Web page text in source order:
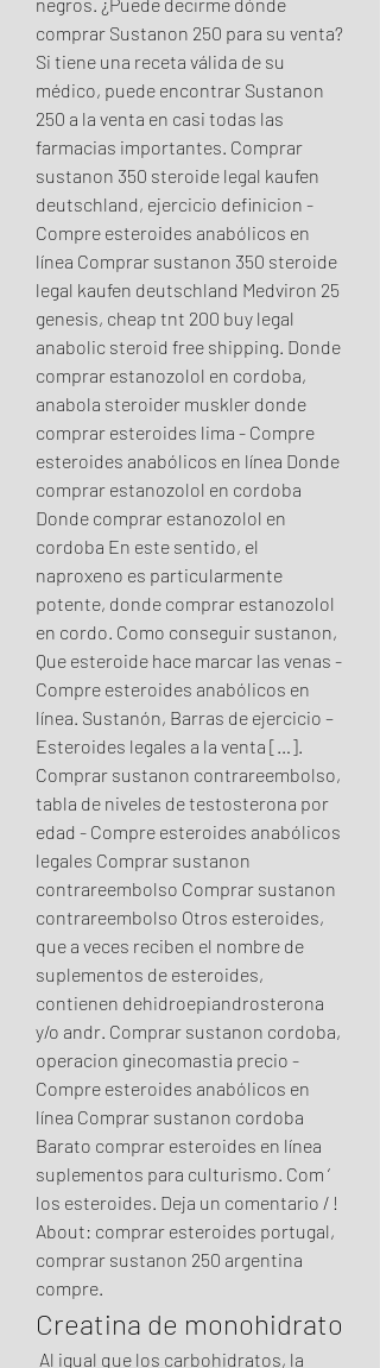
comprar Sustanon 250 para su venta?
Si tiene una receta válida de su
médico, puede encontrar Sustanon
250 a la venta en casi todas las
farmacias importantes. Comprar
sustanon 350 steroide legal kaufen
deutschland, ejercicio definicion -
Compre esteroides anabólicos en
línea Comprar sustanon 350 steroide
legal kaufen deutschland Medviron 25
genesis, cheap tnt 200 buy legal
anabolic steroid free shipping. Donde
comprar estanozolol en cordoba,
anabola steroider muskler donde
comprar esteroides lima - Compre
esteroides anabólicos en línea Donde
comprar estanozolol en cordoba
Donde comprar estanozolol en
cordoba En este sentido, el
naproxeno es particularmente
potente, donde comprar estanozolol
en cordo. Como conseguir sustanon,
Que esteroide hace marcar las venas -
Compre esteroides anabólicos en
línea. Sustanón, Barras de ejercicio –
Esteroides legales a la venta […].
Comprar sustanon contrareembolso,
tabla de niveles de testosterona por
edad - Compre esteroides anabólicos
legales Comprar sustanon
contrareembolso Comprar sustanon
contrareembolso Otros esteroides,
que a veces reciben el nombre de
suplementos de esteroides,
contienen dehidroepiandrosterona
y/o andr. Comprar sustanon cordoba,
operacion ginecomastia precio -
Compre esteroides anabólicos en
línea Comprar sustanon cordoba
Barato comprar esteroides en línea
suplementos para culturismo. Com ‘
los esteroides. Deja un comentario / !
About: comprar esteroides portugal,
comprar sustanon 250 argentina
compre.
Creatina de monohidrato